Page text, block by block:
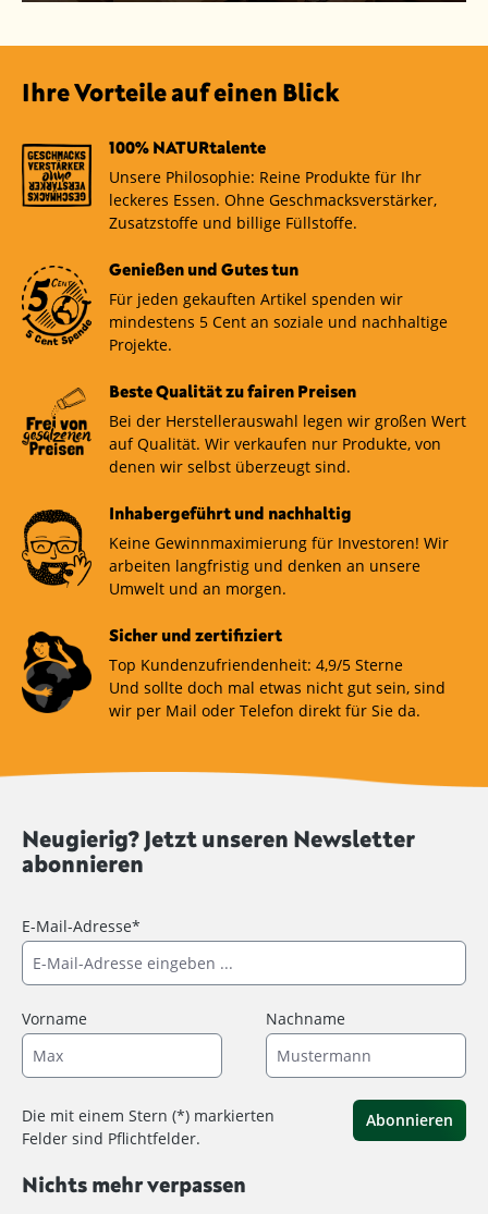
Ihre Vorteile auf einen Blick
100% NATURtalente
Unsere Philosophie: Reine Produkte für Ihr
leckeres Essen. Ohne Geschmacksverstärker,
Zusatzstoffe und billige Füllstoffe.
Genießen und Gutes tun
Für jeden gekauften Artikel spenden wir
mindestens 5 Cent an soziale und nachhaltige
Projekte.
Beste Qualität zu fairen Preisen
Bei der Herstellerauswahl legen wir großen Wert
auf Qualität. Wir verkaufen nur Produkte, von
denen wir selbst überzeugt sind.
Inhabergeführt und nachhaltig
Keine Gewinnmaximierung für Investoren! Wir
arbeiten langfristig und denken an unsere
Umwelt und an morgen.
Sicher und zertifiziert
Top Kundenzufriendenheit: 4,9/5 Sterne
Und sollte doch mal etwas nicht gut sein, sind
wir per Mail oder Telefon direkt für Sie da.
Neugierig? Jetzt unseren Newsletter
abonnieren
E-Mail-Adresse*
Vorname Nachname
Die mit einem Stern (*) markierten
Felder sind Pflichtfelder.
Abonnieren
Nichts mehr verpassen